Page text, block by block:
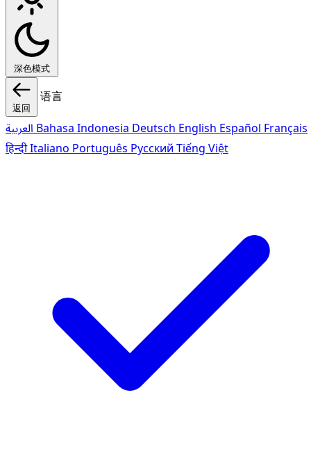
深色模式
返回
语言
Bahasa Indonesia Deutsch English Español Français
हिन्दीItaliano Português Pусский Tiếng Việt